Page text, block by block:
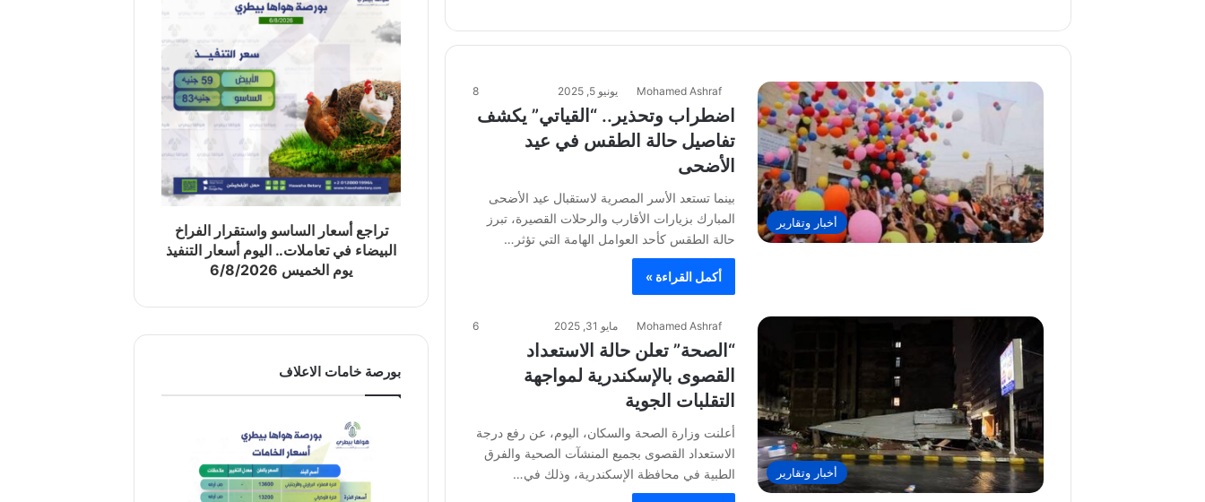
أخبار وتقارير
Mohamed Ashraf يونيو 5, 2025 8
اضطراب وتحذير.. “القياتي” يكشف
تفاصيل حالة الطقس في عيد
الأضحى
بينما تستعد الأسر المصرية لاستقبال عيد الأضحى
المبارك بزيارات الأقارب والرحلات القصيرة، تبرز
حالة الطقس كأحد العوامل الهامة التي تؤثر…
أكمل القراءة »
أخبار وتقارير
Mohamed Ashraf مايو 31, 2025 6
“الصحة” تعلن حالة الاستعداد
القصوى بالإسكندرية لمواجهة
التقلبات الجوية
أعلنت وزارة الصحة والسكان، اليوم، عن رفع درجة
الاستعداد القصوى بجميع المنشآت الصحية والفرق
الطبية في محافظة الإسكندرية، وذلك في…
تراجع أسعار الساسو واستقرار الفراخ
البيضاء في تعاملات.. اليوم أسعار التنفيذ
يوم الخميس 6/8/2026
بورصة خامات الاعلاف